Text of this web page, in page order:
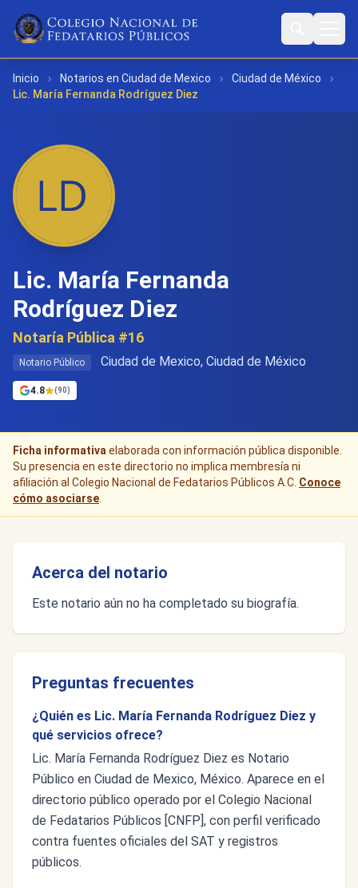
Inicio › Notarios en Ciudad de Mexico › Ciudad de México
›
Lic. María Fernanda Rodríguez Diez
Lic. María Fernanda
Rodríguez Diez
Notaría Pública #16
Notario Público Ciudad de Mexico, Ciudad de México
4.8 (90)
Ficha informativa elaborada con información pública disponible.
Su presencia en este directorio no implica membresía ni
afiliación al Colegio Nacional de Fedatarios Públicos A.C. Conoce
cómo asociarse
Acerca del notario
Este notario aún no ha completado su biografía.
Preguntas frecuentes
¿Quién es Lic. María Fernanda Rodríguez Diez y
qué servicios ofrece?
Lic. María Fernanda Rodríguez Diez es Notario
Público en Ciudad de Mexico, México. Aparece en el
directorio público operado por el Colegio Nacional
de Fedatarios Públicos [CNFP], con perfil verificado
contra fuentes oficiales del SAT y registros
públicos.